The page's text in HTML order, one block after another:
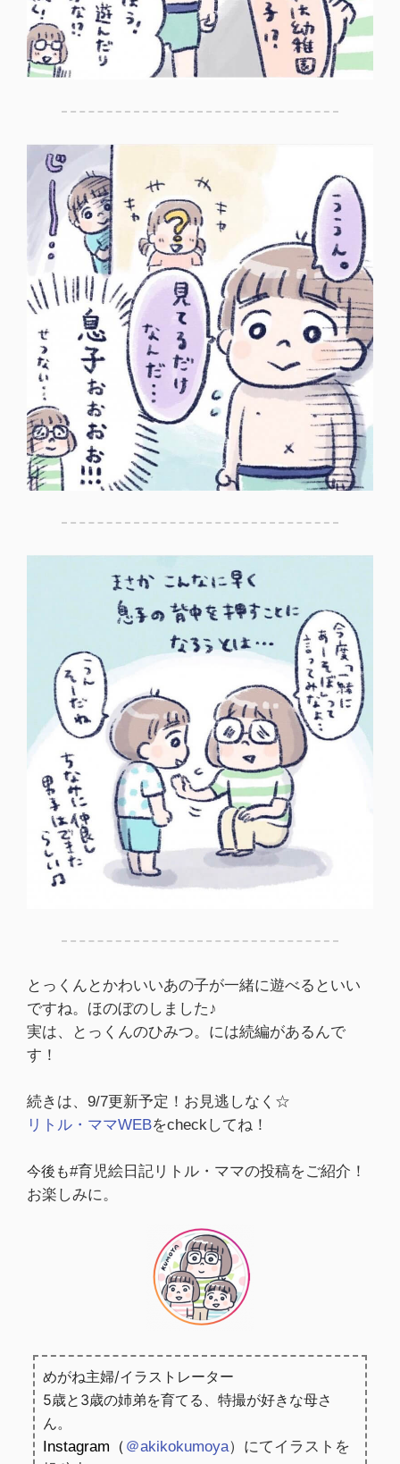
とっくんとかわいいあの子が一緒に遊べるといい
ですね。ほのぼのしました♪
実は、とっくんのひみつ。には続編があるんで
す！
続きは、9/7更新予定！お見逃しなく☆
リトル・ママWEBをcheckしてね！
今後も#育児絵日記リトル・ママの投稿をご紹介！
お楽しみに。
めがね主婦/イラストレーター
5歳と3歳の姉弟を育てる、特撮が好きな母さ
ん。
Instagram（ ＠akikokumoya）にてイラストを